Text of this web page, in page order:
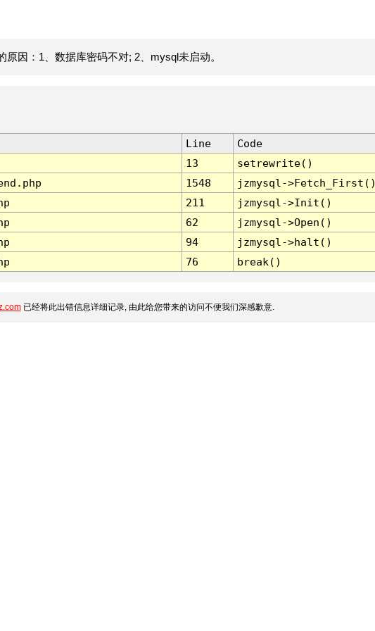
因：1、数据库密码不对; 2、mysql未启动。
Line
Code
13
setrewrite()
1548
jzmysql-
211
jzmysql->Init()
62
jzmysql->Open()
94
jzmysql->halt()
76 break()
已经将此出错信息详细记录, 由此给您带来的访问不便我们深感歉意.